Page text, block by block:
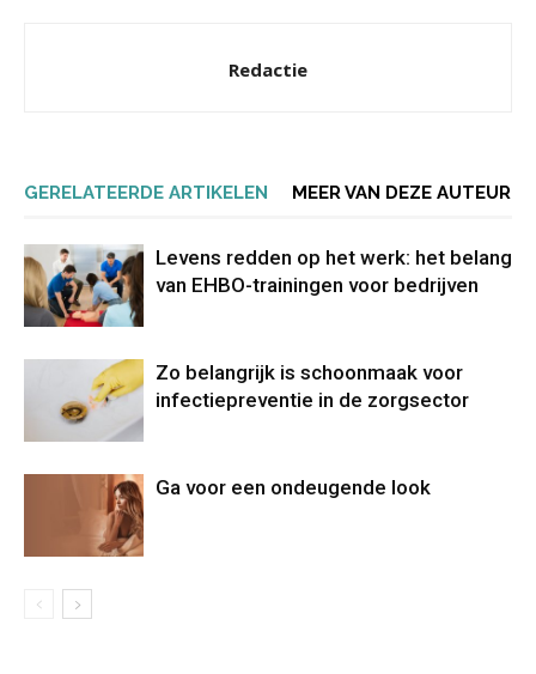
Redactie
GERELATEERDE ARTIKELEN MEER VAN DEZE AUTEUR
Levens redden op het werk: het belang
van EHBO-trainingen voor bedrijven
Zo belangrijk is schoonmaak voor
infectiepreventie in de zorgsector
Ga voor een ondeugende look